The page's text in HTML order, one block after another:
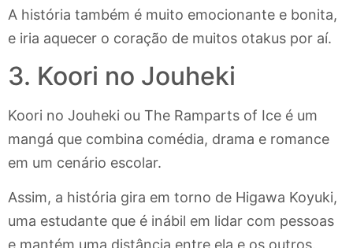
A história também é muito emocionante e bonita,
e iria aquecer o coração de muitos otakus por aí.
3. Koori no Jouheki
Koori no Jouheki ou The Ramparts of Ice é um
mangá que combina comédia, drama e romance
em um cenário escolar.
Assim, a história gira em torno de Higawa Koyuki,
uma estudante que é inábil em lidar com pessoas